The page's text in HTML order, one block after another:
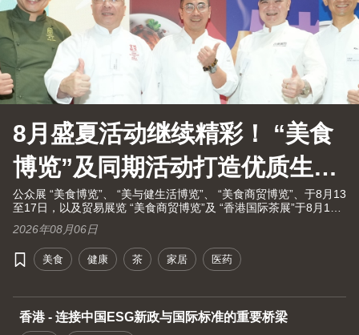
8月盛夏活动继续精彩！ “美食
博览”及同期活动打造优质生活
大健康之旅！
公众展 “美食博览”、 “美与健生活博览”、 “美食商贸博览”、于8月13
至17日，以及贸易展览 “美食商贸博览”及 “香港国际茶展”于8月13
人士及持票公众进场。由现代化中医药国际协会联同香港贸发局及
十大科研机构携手举办的国际现代化中医药及健康产品会议（中医
药会议）亦于8月13至15日举行。
2026年08月06日
美食 健康 茶 家居 医药
香港 - 连接中国ESG新政与国际标准的重要桥梁